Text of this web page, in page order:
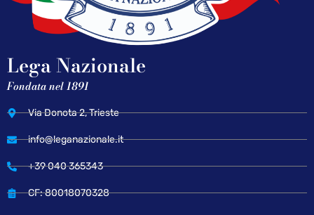
Lega Nazionale
Fondata nel 1891
Via Donota 2, Trieste
info@leganazionale.it
+39 040 365343
CF: 80018070328